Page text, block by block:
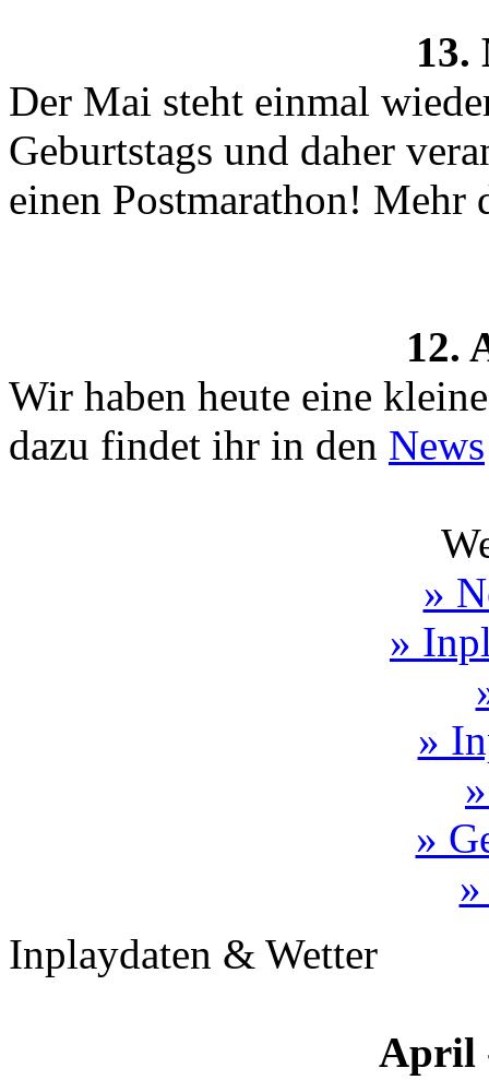
13.
Der Mai steht einmal
Geburtstags und daher
einen Postmarathon! Mehr
12.
Wir haben heute eine
dazu findet ihr in den News
»
»
»
»
Inplaydaten & Wetter
April